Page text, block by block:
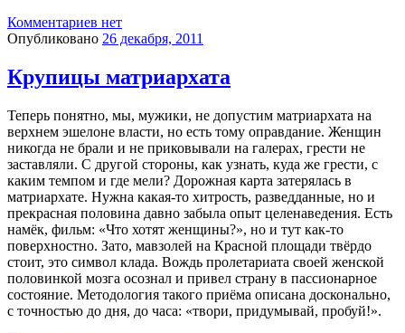
Комментариев нет
Опубликовано 26 декабря, 2011
Крупицы матриархата
Теперь понятно, мы, мужики, не допустим матриархата на
верхнем эшелоне власти, но есть тому оправдание. Женщин
никогда не брали и не приковывали на галерах, грести не
заставляли. С другой стороны, как узнать, куда же грести, с
каким темпом и где мели? Дорожная карта затерялась в
матриархате. Нужна какая-то хитрость, разведданные, но и
прекрасная половина давно забыла опыт целенаведения. Есть
намёк, фильм: «Что хотят женщины?», но и тут как-то
поверхностно. Зато, мавзолей на Красной площади твёрдо
стоит, это символ клада. Вождь пролетариата своей женской
половинкой мозга осознал и привел страну в пассионарное
состояние. Методология такого приёма описана досконально,
с точностью до дня, до часа: «твори, придумывай, пробуй!».